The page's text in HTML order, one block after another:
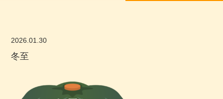
2026.01.30
冬至